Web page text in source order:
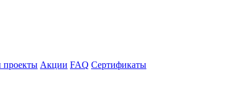
Акции FAQ Сертификаты